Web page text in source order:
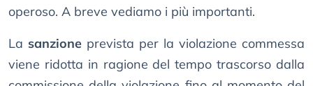
operoso. A breve vediamo i più importanti.
La sanzione prevista per la violazione commessa
viene ridotta in ragione del tempo trascorso dalla